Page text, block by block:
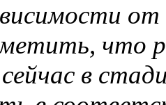
от
что
в